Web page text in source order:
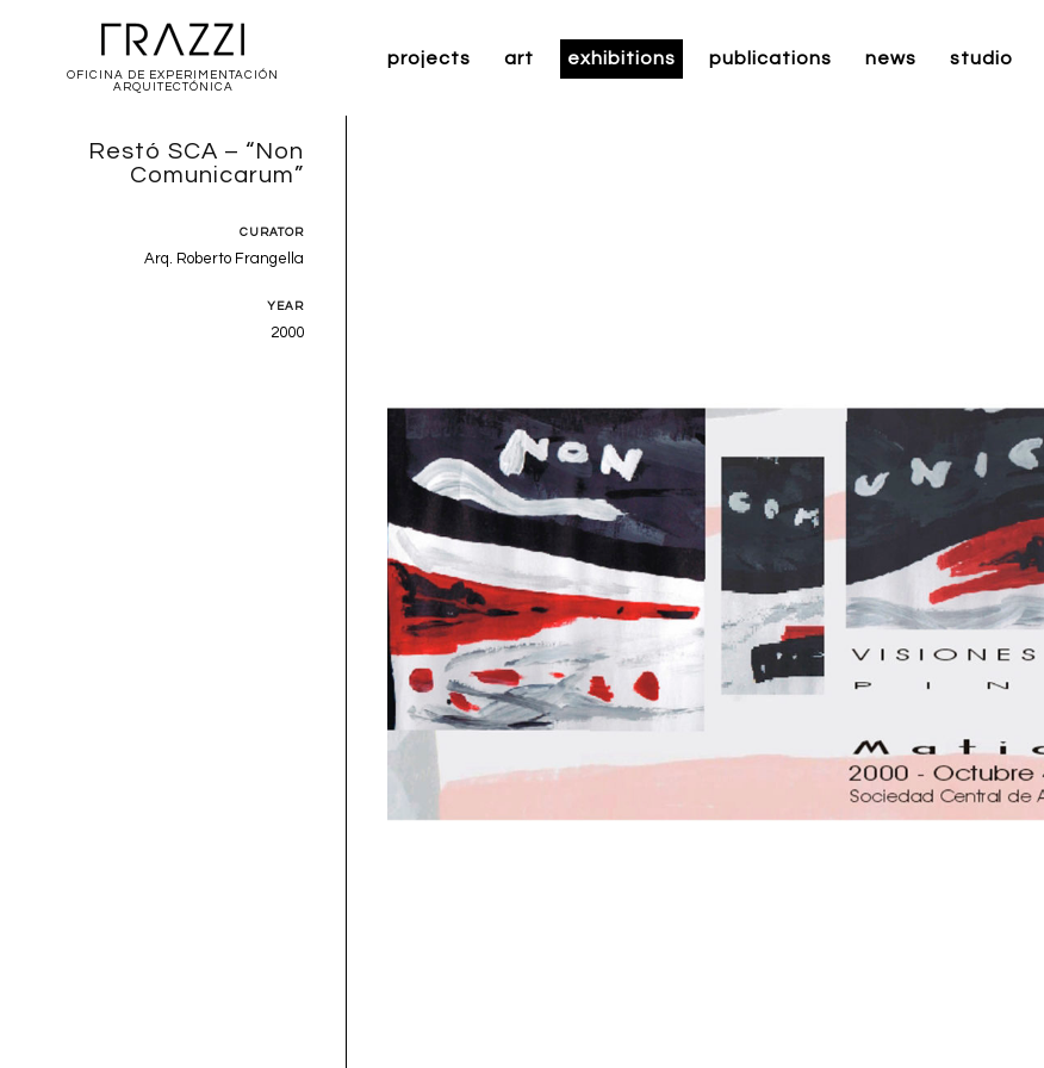
OFICINA DE EXPERIMENTACIÓN
ARQUITECTÓNICA
projects art exhibitions publications news studio
Restó SCA – “Non
Comunicarum”
CURATOR
Arq. Roberto Frangella
YEAR
2000